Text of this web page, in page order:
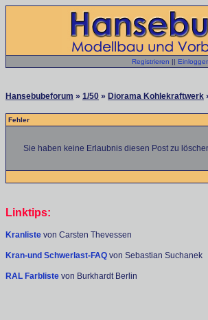
Registrieren ||
Hansebubeforum » 1/50 » Diorama Kohlekraftwerk
Fehler
Sie haben keine Erlaubnis diesen Post zu
Linktips:
Kranliste von Carsten Thevessen
Kran-und Schwerlast-FAQ von Sebastian Suchanek
RAL Farbliste von Burkhardt Berlin